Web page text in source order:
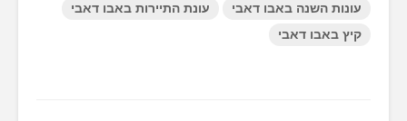
עונות השנה באבו דאבי
עונת התיירות באבו דאבי
קיץ באבו דאבי